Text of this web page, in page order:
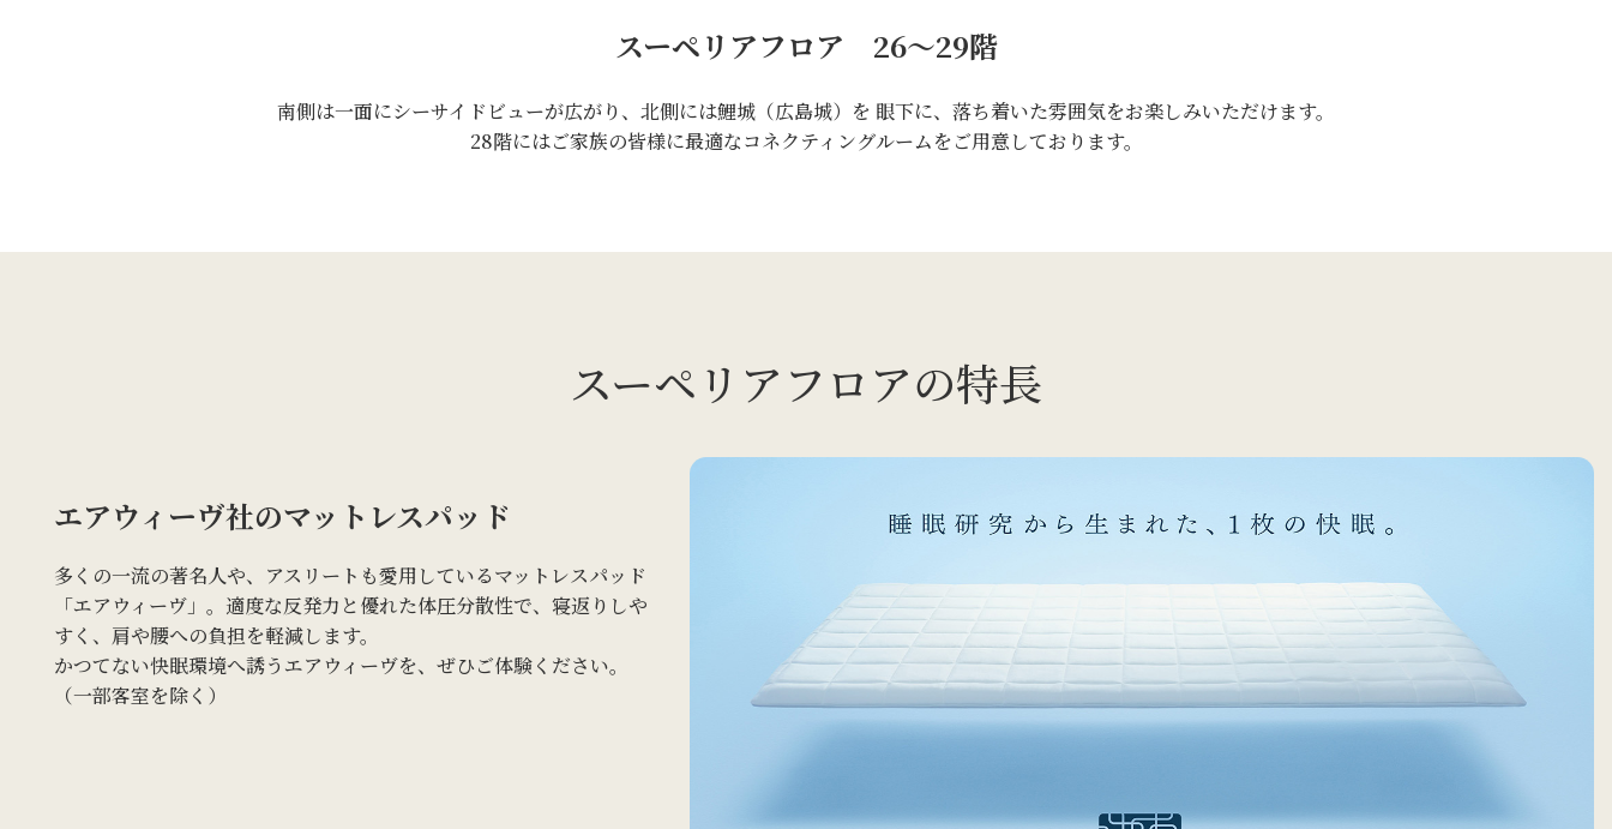
スーペリアフロア 26～29階
南側は一面にシーサイドビューが広がり、北側には鯉城（広島城）を 眼下に、落ち着いた雰囲気をお楽しみいただけます。
28階にはご家族の皆様に最適なコネクティングルームをご用意しております。
スーペリアフロアの特長
エアウィーヴ社のマットレスパッド
多くの一流の著名人や、アスリートも愛用しているマットレスパッド
「エアウィーヴ」。適度な反発力と優れた体圧分散性で、寝返りしや
すく、肩や腰への負担を軽減します。
かつてない快眠環境へ誘うエアウィーヴを、ぜひご体験ください。
（一部客室を除く）